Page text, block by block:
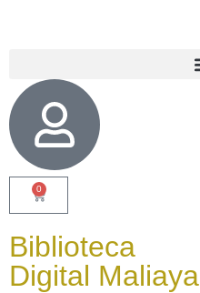
0
Biblioteca
Digital Maliaya